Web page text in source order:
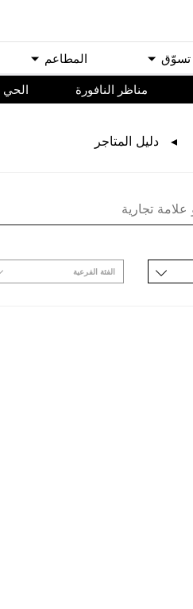
ﺗﺴﻮّﻕ اﻟﻤﻄﺎﻋﻢ
مناظر النافورة الحي
ﺩﻟﻴﻞ اﻟﻤﺘﺎﺟﺮ
اﻟﻔﺌﺔ اﻟﻔﺮﻋﻴﺔ